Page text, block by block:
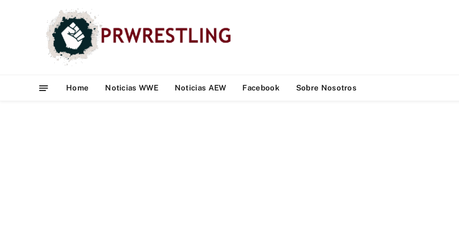
Home Noticias WWE Noticias AEW Facebook Sobre Nosotros